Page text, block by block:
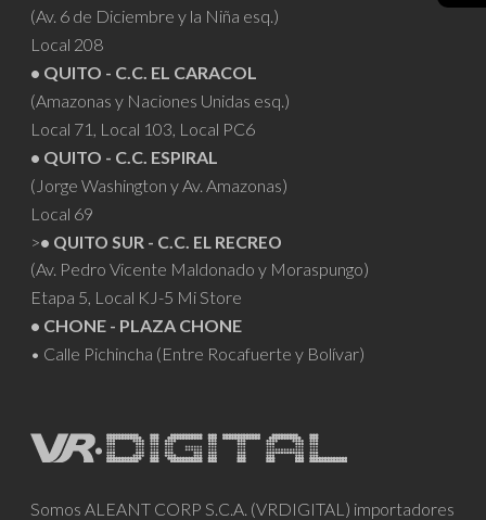
(Av. 6 de Diciembre y la Niña esq.)
Local 208
• QUITO - C.C. EL CARACOL
(Amazonas y Naciones Unidas esq.)
Local 71, Local 103, Local PC6
• QUITO - C.C. ESPIRAL
(Jorge Washington y Av. Amazonas)
Local 69
>• QUITO SUR - C.C. EL RECREO
(Av. Pedro Vicente Maldonado y Moraspungo)
Etapa 5, Local KJ-5 Mi Store
• CHONE - PLAZA CHONE
• Calle Pichincha (Entre Rocafuerte y Bolívar)
Somos ALEANT CORP S.C.A. (VRDIGITAL) importadores